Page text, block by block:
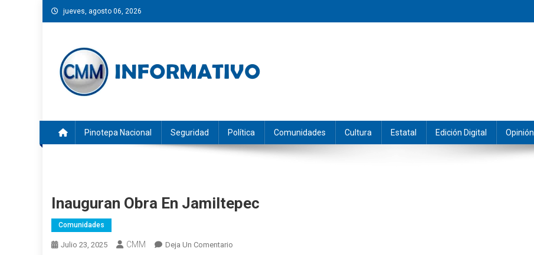
Saltar
al
jueves, agosto 06, 2026
Pinotepa Nacional Seguridad Política Comunidades Cultura Estatal Edición Digital Opinión
Inauguran Obra En Jamiltepec
Comunidades
Julio 23, 2025 CMM Deja Un Comentario